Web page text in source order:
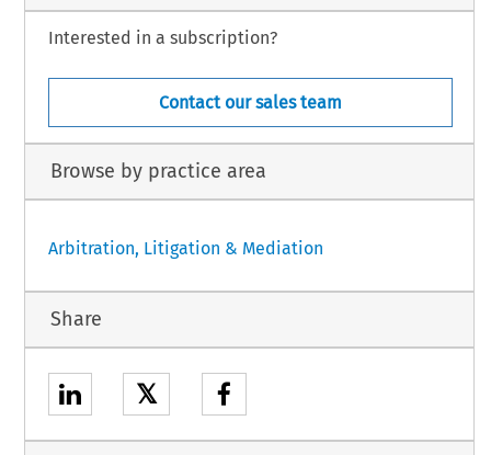
Interested in a subscription?
Contact our sales team
Browse by practice area
Arbitration, Litigation & Mediation
Share
𝕏